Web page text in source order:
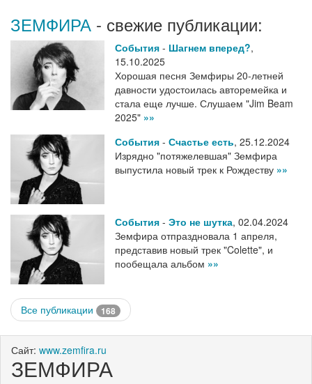
ЗЕМФИРА - свежие публикации:
События - Шагнем вперед?,
15.10.2025
Хорошая песня Земфиры 20-летней
давности удостоилась авторемейка и
стала еще лучше. Слушаем "Jim Beam
2025" »»
События - Счастье есть, 25.12.2024
Изрядно "потяжелевшая" Земфира
выпустила новый трек к Рождеству »»
События - Это не шутка, 02.04.2024
Земфира отпраздновала 1 апреля,
представив новый трек "Colette", и
пообещала альбом »»
Все публикации 168
Сайт: www.zemfira.ru
ЗЕМФИРА